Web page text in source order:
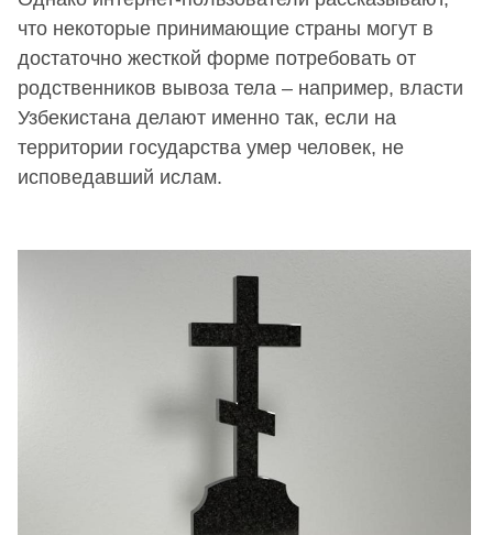
что некоторые принимающие страны могут в
достаточно жесткой форме потребовать от
родственников вывоза тела – например, власти
Узбекистана делают именно так, если на
территории государства умер человек, не
исповедавший ислам.